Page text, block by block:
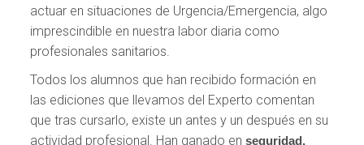
actuar en situaciones de Urgencia/Emergencia, algo
imprescindible en nuestra labor diaria como
profesionales sanitarios.
Todos los alumnos que han recibido formación en
las ediciones que llevamos del Experto comentan
que tras cursarlo, existe un antes y un después en su
actividad profesional. Han ganado enseguridad,